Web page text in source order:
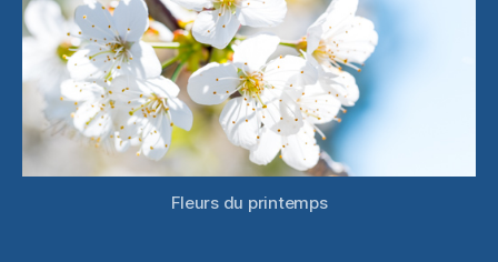
Fleurs du printemps